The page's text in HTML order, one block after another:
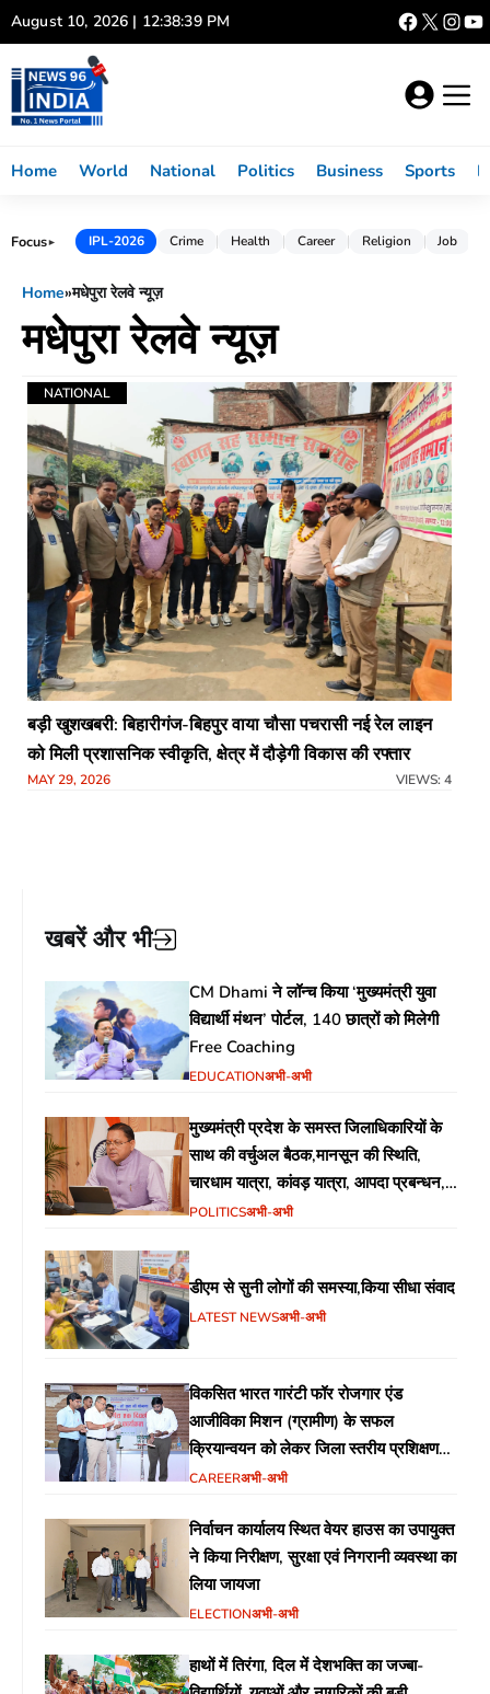
Skip
to
content
August 10, 2026 | 12:38:39 PM
Home World National Politics Business Sports
Focus► IPL-2026 Crime Health Career Religion Job
Home»मधेपुरा रेलवे न्यूज़
मधेपुरा रेलवे न्यूज़
NATIONAL
बड़ी खुशखबरी: बिहारीगंज-बिहपुर वाया चौसा पचरासी नई रेल लाइन
को मिली प्रशासनिक स्वीकृति, क्षेत्र में दौड़ेगी विकास की रफ्तार​
MAY 29, 2026 VIEWS: 4
खबरें और भी
CM Dhami ने लॉन्च किया ‘मुख्यमंत्री युवा
विद्यार्थी मंथन’ पोर्टल, 140 छात्रों को मिलेगी
Free Coaching
EDUCATIONअभी-अभी
मुख्यमंत्री प्रदेश के समस्त जिलाधिकारियों के
साथ की वर्चुअल बैठक,मानसून की स्थिति,
चारधाम यात्रा, कांवड़ यात्रा, आपदा प्रबन्धन,
जन-जन के द्वार कार्यक्रम, सत्यापन अभियान,
निर्देश
POLITICSअभी-अभी
डीएम से सुनी लोगों की समस्या,किया सीधा संवाद
LATEST NEWSअभी-अभी
विकसित भारत गारंटी फॉर रोजगार एंड
आजीविका मिशन (ग्रामीण) के सफल
क्रियान्वयन को लेकर जिला स्तरीय प्रशिक्षण
आयोजित
CAREERअभी-अभी
निर्वाचन कार्यालय स्थित वेयर हाउस का उपायुक्त
ने किया निरीक्षण, सुरक्षा एवं निगरानी व्यवस्था का
लिया जायजा
ELECTIONअभी-अभी
हाथों में तिरंगा, दिल में देशभक्ति का जज्बा-